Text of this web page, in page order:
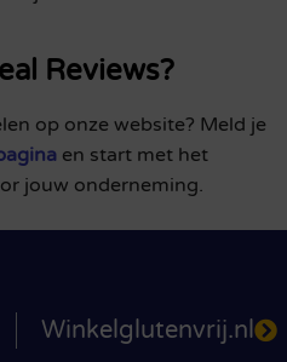
Reviews?
op onze website? Meld je
en start met het
jouw onderneming.
Winkelglutenvrij.nl